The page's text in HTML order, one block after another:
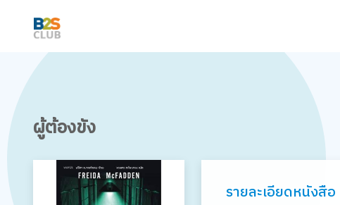
ผู้ต้องขัง
รายละเอียดหนังสือ